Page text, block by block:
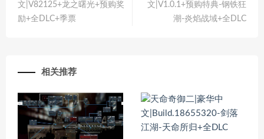
文|V82125+龙之曙光+预购奖
励+全DLC+季票
文|V1.0.1+预购特典-钢铁狂
潮-炎焰战域+全DLC
相关推荐